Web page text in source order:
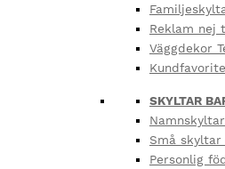
Reklam nej
Väggdekor
SKYLTAR
Små skyltar
Personlig